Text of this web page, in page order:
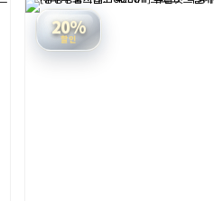
20%
할인